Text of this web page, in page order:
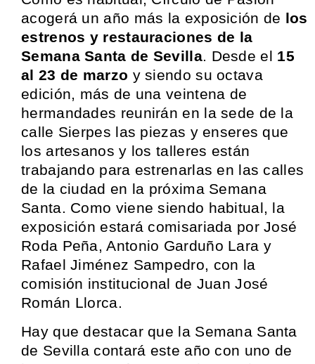
acogerá un año más la exposición de los
estrenos y restauraciones de la
Semana Santa de Sevilla. Desde el 15
al 23 de marzo y siendo su octava
edición, más de una veintena de
hermandades reunirán en la sede de la
calle Sierpes las piezas y enseres que
los artesanos y los talleres están
trabajando para estrenarlas en las calles
de la ciudad en la próxima Semana
Santa. Como viene siendo habitual, la
exposición estará comisariada por José
Roda Peña, Antonio Garduño Lara y
Rafael Jiménez Sampedro, con la
comisión institucional de Juan José
Román Llorca.
Hay que destacar que la Semana Santa
de Sevilla contará este año con uno de